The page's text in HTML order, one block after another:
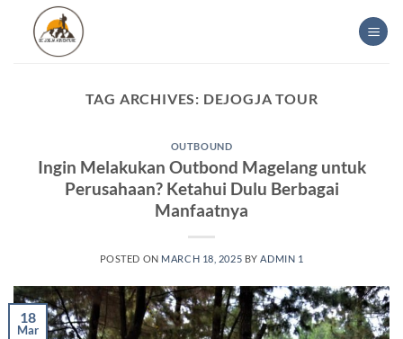
content
TAG ARCHIVES: DEJOGJA TOUR
OUTBOUND
Ingin Melakukan Outbond Magelang untuk
Perusahaan? Ketahui Dulu Berbagai
Manfaatnya
POSTED ON MARCH 18, 2025 BY ADMIN 1
18
Mar